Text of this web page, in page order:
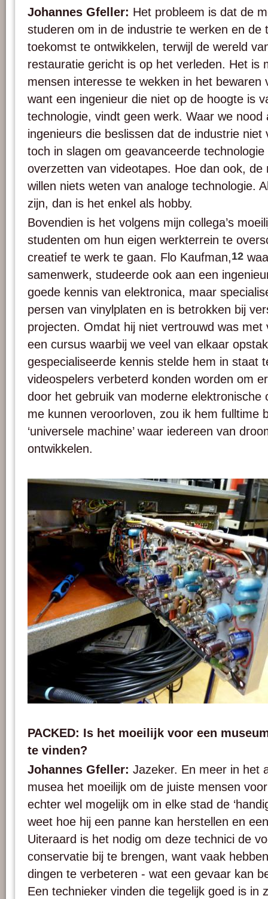
Johannes Gfeller: Het probleem is dat de
studeren om in de industrie te werken en de
toekomst te ontwikkelen, terwijl de wereld
restauratie gericht is op het verleden. Het is
mensen interesse te wekken in het bewaren
want een ingenieur die niet op de hoogte is
technologie, vindt geen werk. Waar we nood
ingenieurs die beslissen dat de industrie
toch in slagen om geavanceerde
overzetten van videotapes. Hoe dan ook, de
willen niets weten van analoge technologie.
zijn, dan is het enkel als hobby.
Bovendien is het volgens mijn collega’s
studenten om hun eigen werkterrein te
creatief te werk te gaan. Flo Kaufman,12
samenwerk, studeerde ook aan een
goede kennis van elektronica, maar
persen van vinylplaten en is betrokken bij
projecten. Omdat hij niet vertrouwd was met
een cursus waarbij we veel van elkaar
gespecialiseerde kennis stelde hem in staat
videospelers verbeterd konden worden om
door het gebruik van moderne elektronische
me kunnen veroorloven, zou ik hem fulltime
‘universele machine’ waar iedereen van
ontwikkelen.
PACKED: Is het moeilijk voor een
te vinden?
Johannes Gfeller: Jazeker. En meer in het
musea het moeilijk om de juiste mensen
echter wel mogelijk om in elke stad de
weet hoe hij een panne kan herstellen en
Uiteraard is het nodig om deze technici de
conservatie bij te brengen, want vaak
dingen te verbeteren - wat een gevaar kan
Een technieker vinden die tegelijk goed is in